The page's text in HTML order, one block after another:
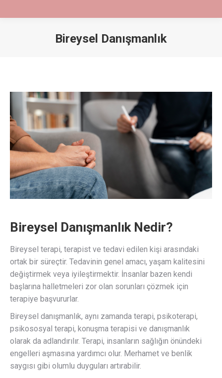
Bireysel Danışmanlık
Bireysel Danışmanlık Nedir?
Bireysel terapi, terapist ve tedavi edilen kişi arasındaki
ortak bir süreçtir. Tedavinin genel amacı, yaşam kalitesini
değiştirmek veya iyileştirmektir. İnsanlar bazen kendi
başlarına halletmeleri zor olan sorunları çözmek için
terapiye başvururlar.
Bireysel danışmanlık, aynı zamanda terapi, psikoterapi,
psikososyal terapi, konuşma terapisi ve danışmanlık
olarak da adlandırılır. Terapi, insanların sağlığın önündeki
engelleri aşmasına yardımcı olur. Merhamet ve benlik
saygısı gibi olumlu duyguları artırabilir.